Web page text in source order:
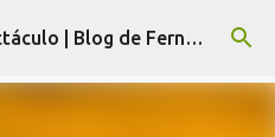
principal la situación del espectáculo | Blog de Fernando Díaz